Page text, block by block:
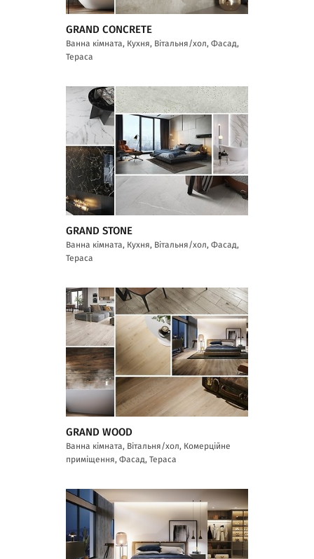
GRAND CONCRETE
Ванна кімната, Кухня, Вітальня/хол, Фасад,
Тераса
GRAND STONE
Ванна кімната, Кухня, Вітальня/хол, Фасад,
Тераса
GRAND WOOD
Ванна кімната, Вітальня/хол, Комерційне
приміщення, Фасад, Тераса